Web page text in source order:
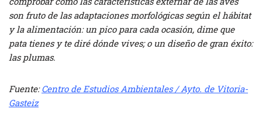
son fruto de las adaptaciones morfológicas según el hábitat
y la alimentación: un pico para cada ocasión, dime que
pata tienes y te diré dónde vives; o un diseño de gran éxito:
las plumas.
Fuente:Centro de Estudios Ambientales / Ayto. de Vitoria-
Gasteiz